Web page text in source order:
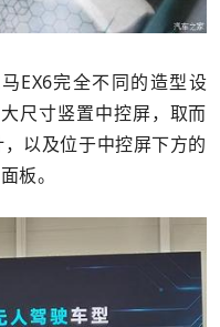
EX6完全不同的造型设
尺寸竖置中控屏，取而
以及位于中控屏下方的
板。